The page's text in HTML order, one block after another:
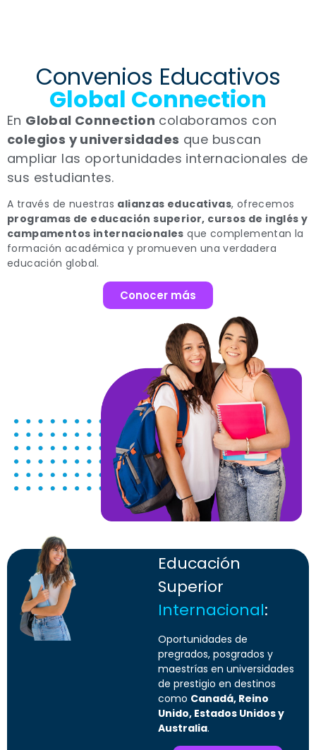
Convenios Educativos
Global Connection
En Global Connection colaboramos con
colegios y universidades que buscan
ampliar las oportunidades internacionales de
sus estudiantes.
A través de nuestras alianzas educativas, ofrecemos
programas de educación superior, cursos de inglés y
campamentos internacionales que complementan la
formación académica y promueven una verdadera
educación global.
Conocer más
Educación
Superior
Internacional:
Oportunidades de
pregrados, posgrados y
maestrías en universidades
de prestigio en destinos
como Canadá, Reino
Unido, Estados Unidos y
Australia.